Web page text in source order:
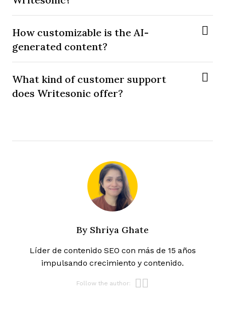
How customizable is the AI-
generated content?
What kind of customer support
does Writesonic offer?
By Shriya Ghate
Líder de contenido SEO con más de 15 años
impulsando crecimiento y contenido.
Follow the author: Opens new